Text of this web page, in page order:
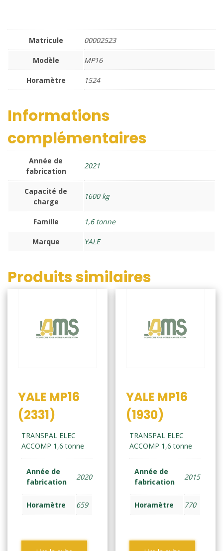
Matricule 00002523
Modèle MP16
Horamètre 1524
Informations
complémentaires
Année de
fabrication
2021
Capacité de
charge
1600 kg
Famille 1,6 tonne
Marque YALE
Produits similaires
YALE MP16
(2331)
TRANSPAL ELEC
ACCOMP 1,6 tonne
Année de
fabrication
2020
Horamètre 659
YALE MP16
(1930)
TRANSPAL ELEC
ACCOMP 1,6 tonne
Année de
fabrication
2015
Horamètre 770